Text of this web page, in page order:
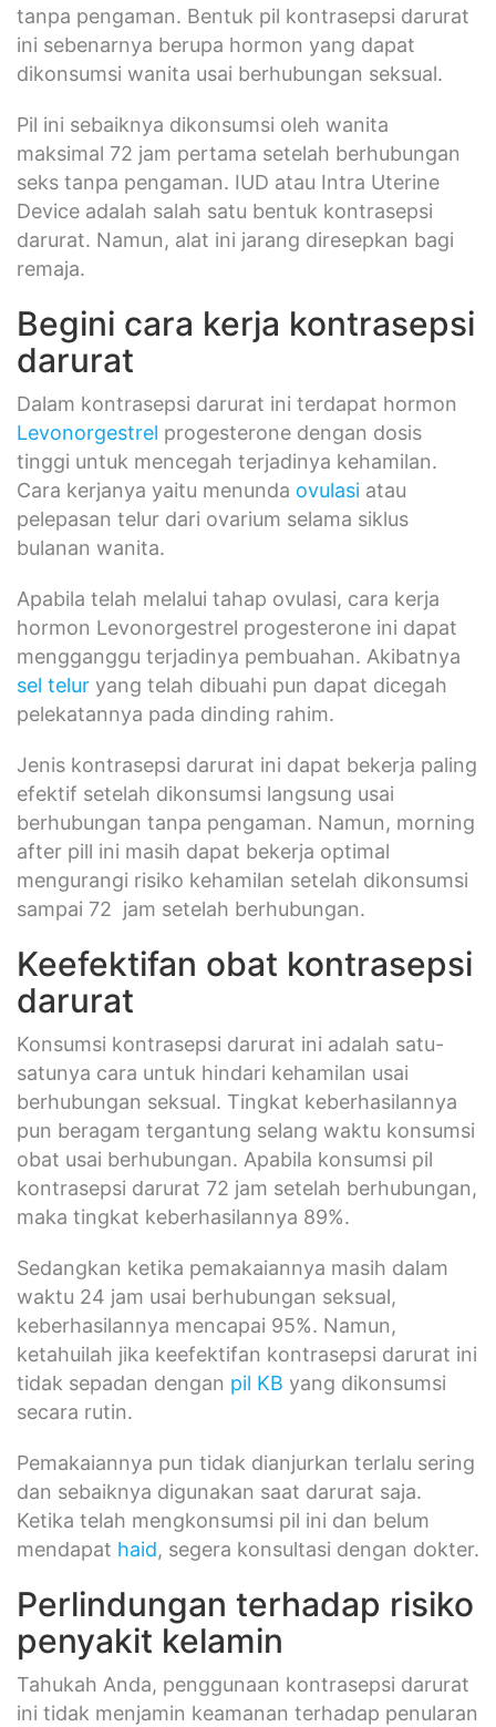
tanpa pengaman. Bentuk pil kontrasepsi darurat
ini sebenarnya berupa hormon yang dapat
dikonsumsi wanita usai berhubungan seksual.
Pil ini sebaiknya dikonsumsi oleh wanita
maksimal 72 jam pertama setelah berhubungan
seks tanpa pengaman. IUD atau Intra Uterine
Device adalah salah satu bentuk kontrasepsi
darurat. Namun, alat ini jarang diresepkan bagi
remaja.
Begini cara kerja kontrasepsi
darurat
Dalam kontrasepsi darurat ini terdapat hormon
Levonorgestrel progesterone dengan dosis
tinggi untuk mencegah terjadinya kehamilan.
Cara kerjanya yaitu menunda ovulasi atau
pelepasan telur dari ovarium selama siklus
bulanan wanita.
Apabila telah melalui tahap ovulasi, cara kerja
hormon Levonorgestrel progesterone ini dapat
mengganggu terjadinya pembuahan. Akibatnya
sel telur yang telah dibuahi pun dapat dicegah
pelekatannya pada dinding rahim.
Jenis kontrasepsi darurat ini dapat bekerja paling
efektif setelah dikonsumsi langsung usai
berhubungan tanpa pengaman. Namun, morning
after pill ini masih dapat bekerja optimal
mengurangi risiko kehamilan setelah dikonsumsi
sampai 72 jam setelah berhubungan.
Keefektifan obat kontrasepsi
darurat
Konsumsi kontrasepsi darurat ini adalah satu-
satunya cara untuk hindari kehamilan usai
berhubungan seksual. Tingkat keberhasilannya
pun beragam tergantung selang waktu konsumsi
obat usai berhubungan. Apabila konsumsi pil
kontrasepsi darurat 72 jam setelah berhubungan,
maka tingkat keberhasilannya 89%.
Sedangkan ketika pemakaiannya masih dalam
waktu 24 jam usai berhubungan seksual,
keberhasilannya mencapai 95%. Namun,
ketahuilah jika keefektifan kontrasepsi darurat ini
tidak sepadan dengan pil KB yang dikonsumsi
secara rutin.
Pemakaiannya pun tidak dianjurkan terlalu sering
dan sebaiknya digunakan saat darurat saja.
Ketika telah mengkonsumsi pil ini dan belum
mendapat haid, segera konsultasi dengan dokter.
Perlindungan terhadap risiko
penyakit kelamin
Tahukah Anda, penggunaan kontrasepsi darurat
ini tidak menjamin keamanan terhadap penularan